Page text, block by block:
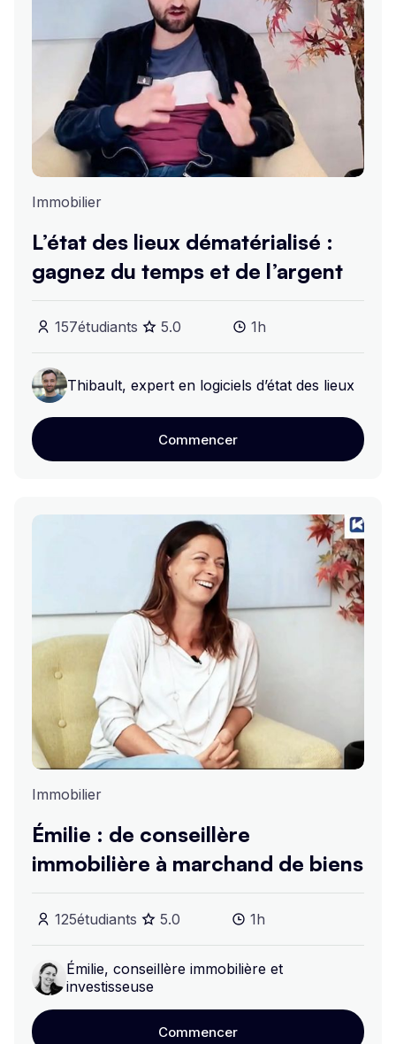
Immobilier
L’état des lieux dématérialisé :
gagnez du temps et de l’argent
157étudiants 5.0 1h
Thibault, expert en logiciels d’état des lieux
Commencer
Commencer
Immobilier
Émilie : de conseillère
immobilière à marchand de biens
125étudiants 5.0 1h
Émilie, conseillère immobilière et
investisseuse
Commencer